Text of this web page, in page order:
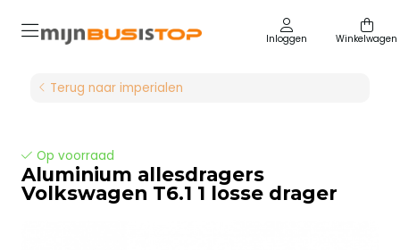
Inloggen Winkelwagen
Terug naar imperialen
Op voorraad
Aluminium allesdragers
Volkswagen T6.1 1 losse drager